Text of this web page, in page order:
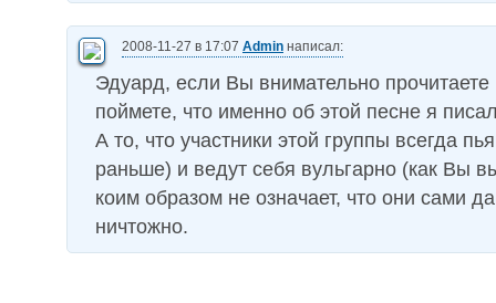
2008-11-27 в 17:07 Admin написал:
Эдуард, если Вы внимательно прочитаете
поймете, что именно об этой песне я
А то, что участники этой группы всегда
раньше) и ведут себя вульгарно (как Вы
коим образом не означает, что они сами
ничтожно.